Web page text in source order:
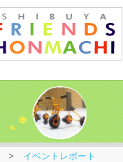
> イベントレポート